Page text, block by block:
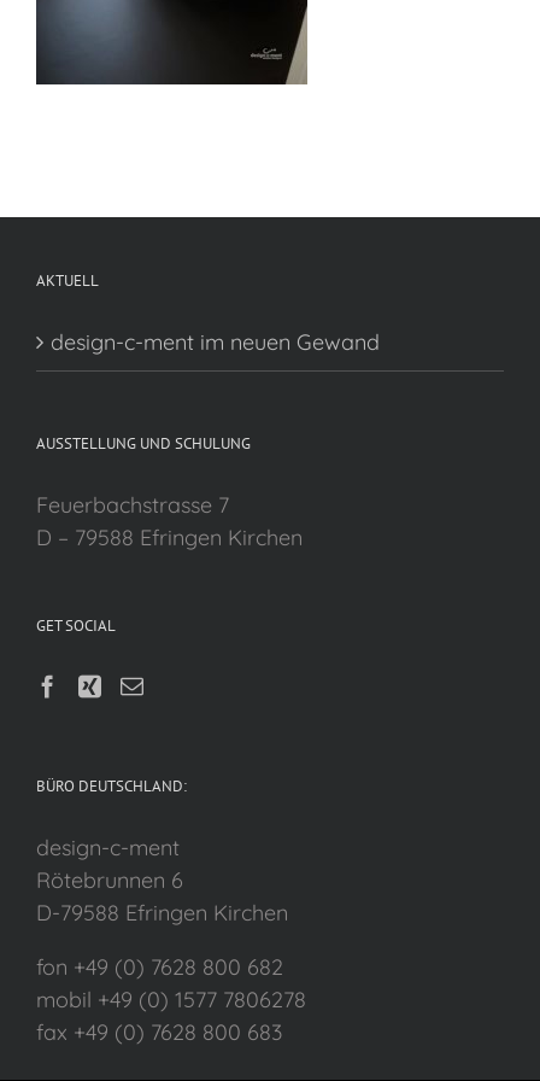
AKTUELL
design-c-ment im neuen Gewand
AUSSTELLUNG UND SCHULUNG
Feuerbachstrasse 7
D – 79588 Efringen Kirchen
GET SOCIAL
BÜRO DEUTSCHLAND:
design-c-ment
Rötebrunnen 6
D-79588 Efringen Kirchen
fon +49 (0) 7628 800 682
mobil +49 (0) 1577 7806278
fax +49 (0) 7628 800 683